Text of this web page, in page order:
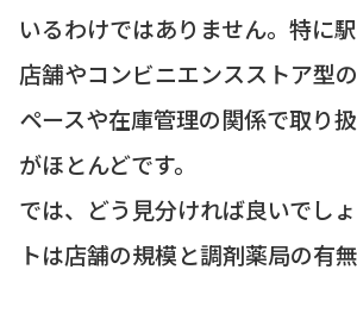
いるわけではありません。特に
店舗やコンビニエンスストア型
ペースや在庫管理の関係で取り
がほとんどです。
では、どう見分ければ良いでし
トは店舗の規模と調剤薬局の有無